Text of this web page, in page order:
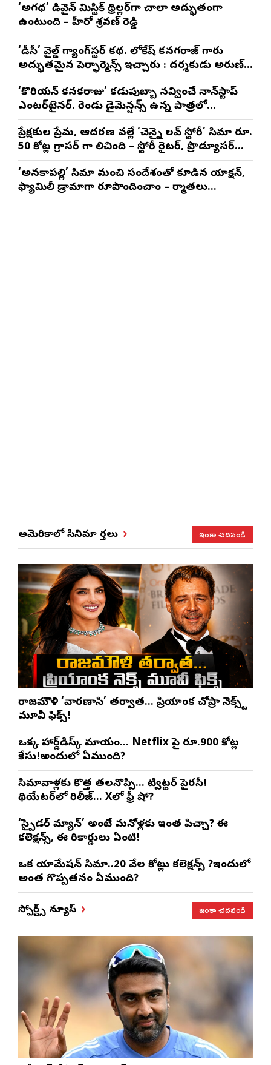
‘అగధ’ డివైన్ మిస్టిక్ థ్రిల్లర్‌గా చాలా అద్భుతంగా
ఉంటుంది – హీరో శ్రవణ్ రెడ్డి
‘డీసీ’ వైల్డ్ గ్యాంగ్‌స్టర్ కథ. లోకేష్ కనగరాజ్ గారు
అద్భుతమైన పెర్ఫార్మెన్స్ ఇచ్చారు : దర్శకుడు అరుణ్
మాథేశ్వరన్
‘కొరియన్ కనకరాజు’ కడుపుబ్బా నవ్వించే నాన్‌స్టాప్
ఎంటర్‌టైనర్. రెండు డైమెన్షన్స్ ఉన్న పాత్రలో
నటించడం చాలా సంతృప్తినిచ్చింది : వరుణ్ తేజ్
ప్రేక్షకుల ప్రేమ, ఆదరణ వల్లే ‘చెన్నై లవ్ స్టోరీ’ సినిమా రూ.
50 కోట్ల గ్రాసర్ గా నిలిచింది – స్టోరీ రైటర్, ప్రొడ్యూసర్
సాయి రాజేష్
‘అనకాపల్లి’ సినిమాని మంచి సందేశంతో కూడిన యాక్షన్,
ఫ్యామిలీ డ్రామాగా రూపొందించాం – నిర్మాతలు
త్రినాథరావు నక్కిన, కాండ్రేగుల నాయుడు
అమెరికాలో సినిమా వార్తలు ఇంకా చదవండి
రాజమౌళి ‘వారణాసి’ తర్వాత… ప్రియాంక చోప్రా నెక్స్ట్
మూవీ ఫిక్స్!
ఒక్క హార్డ్‌డిస్క్ మాయం… Netflix పై రూ.900 కోట్ల
కేసు!అందులో ఏముంది?
సినిమావాళ్లకు కొత్త తలనొప్పి… ట్విట్టర్ పైరసీ!
థియేటర్‌లో రిలీజ్… Xలో ఫ్రీ షో?
‘స్పైడర్ మ్యాన్’ అంటే మనోళ్లకు ఇంత పిచ్చా? ఈ
కలెక్షన్స్, ఈ రికార్డులు ఏంటి!
ఒక యానిమేషన్ సినిమా..20 వేల కోట్లు కలెక్షన్స్ ?ఇందులో
అంత గొప్పతనం ఏముంది?
స్పోర్ట్స్ న్యూస్ ఇంకా చదవండి